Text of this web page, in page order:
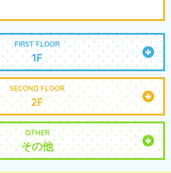
FIRST FLOOR
1F
SECOND FLOOR
2F
OTHER
その他